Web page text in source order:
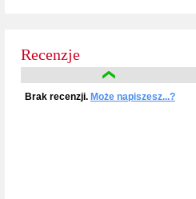
Recenzje
Brak recenzji. Może napiszesz...?